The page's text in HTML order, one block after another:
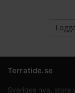
Terratide.se
Sveriges nya, stora